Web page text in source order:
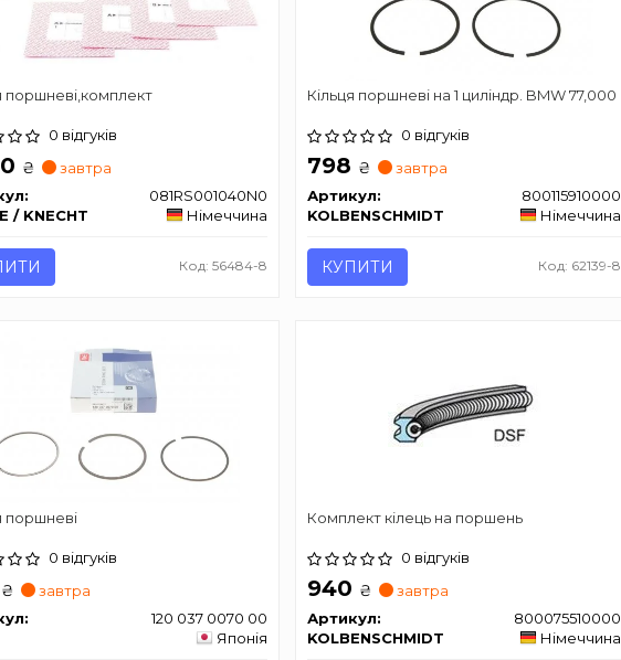
поршневі,комплект
0 відгуків
₴
завтра
081RS001040N0
/ KNECHT
Німеччина
Код: 56484-8
Кільця поршневі на 1 циліндр. BMW 77,000
0 відгуків
798 ₴
завтра
Артикул:
800115910000
KOLBENSCHMIDT
Німеччина
КУПИТИ Код: 62139-8
поршневі
0 відгуків
₴
завтра
120 037 0070 00
Японія
Комплект кілець на поршень
0 відгуків
940 ₴
завтра
Артикул:
800075510000
KOLBENSCHMIDT
Німеччина